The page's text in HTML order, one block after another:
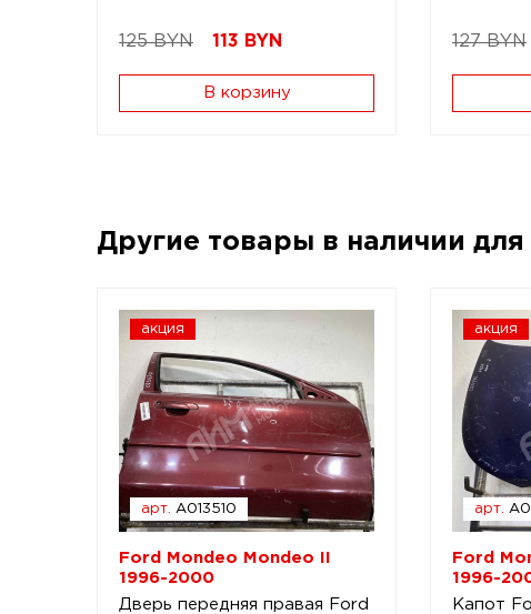
125 BYN 113 BYN
В корзину
127 BYN
Другие товары в наличии для
акция
арт. A013510
Ford Mondeo Mondeo II
1996-2000
Дверь передняя правая Ford
акция
арт.
Ford
1996-
Капот